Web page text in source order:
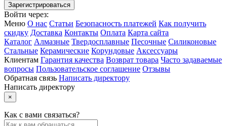
Войти через:
Меню О нас Статьи Безопасность платежей Как получить
скидку Доставка Контакты Оплата Карта сайта
Каталог Алмазные Твердосплавные Песочные Силиконовые
Стальные Керамические Корундовые Аксессуары
Клиентам Гарантия качества Возврат товара Часто задаваемые
вопросы Пользовательское соглашение Отзывы
Обратная связь Написать директору
Написать директору
×
Как с вами связаться?